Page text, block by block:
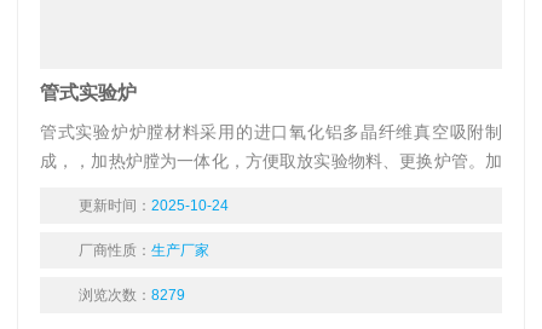
管式实验炉
管式实验炉炉膛材料采用的进口氧化铝多晶纤维真空吸附制
成，，加热炉膛为一体化，方便取放实验物料、更换炉管。加
更新时间： 2025-10-24
厂商性质： 生产厂家
浏览次数： 8279